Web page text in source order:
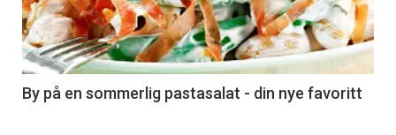
nå
-
5
By på en sommerlig pastasalat - din nye favoritt